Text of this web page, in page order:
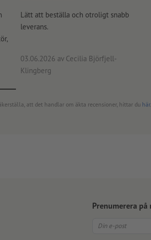
Lätt att beställa och otroligt snabb
leverans.
03.06.2026 av Cecilia Björfjell-
Klingberg
att det handlar om äkta recensioner, hittar du här.
Prenumerera